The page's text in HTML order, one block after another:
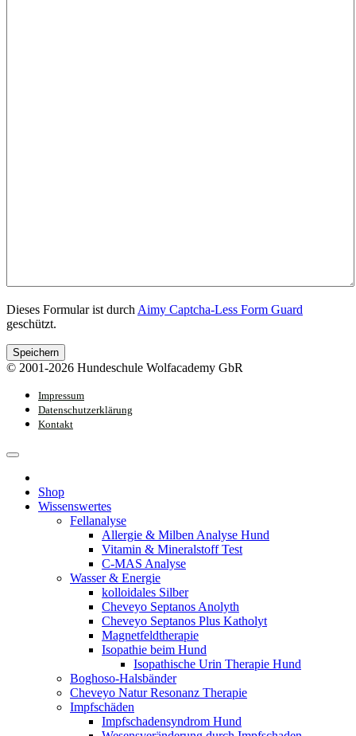
Dieses Formular ist durch Aimy Captcha-Less Form Guard
geschützt.
Speichern
© 2001-2026 Hundeschule Wolfacademy GbR
Impressum
Datenschutzerklärung
Kontakt
Shop
Wissenswertes
Fellanalyse
Allergie & Milben Analyse Hund
Vitamin & Mineralstoff Test
C-MAS Analyse
Wasser & Energie
kolloidales Silber
Cheveyo Septanos Anolyth
Cheveyo Septanos Plus Katholyt
Magnetfeldtherapie
Isopathie beim Hund
Isopathische Urin Therapie Hund
Boghoso-Halsbänder
Cheveyo Natur Resonanz Therapie
Impfschäden
Impfschadensyndrom Hund